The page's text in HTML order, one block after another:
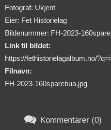
Fotograf: Ukjent
Eier: Fet Historielag
Bildenummer: FH-2023-
Link til bildet:
https://fethistorielagalbum.no/
Filnavn:
FH-2023-160sparebua.jpg
 Kommentarer (0)